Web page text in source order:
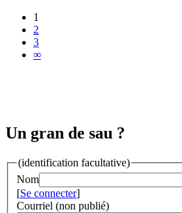
1
2
3
∞
Un gran de sau ?
(identification facultative)
Nom
[Se connecter]
Courriel (non publié)